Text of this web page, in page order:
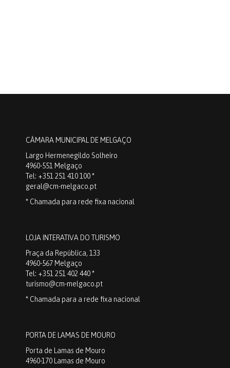
CÂMARA MUNICIPAL DE MELGAÇO
Largo Hermenegildo Solheiro
4960-551 Melgaço
Tel: +351 251 410 100 *
geral@cm-melgaco.pt
* Chamada para rede fixa nacional
LOJA INTERATIVA DO TURISMO
Praça da República, 133
4960-567 Melgaço
Tel: +351 251 402 440 *
turismo@cm-melgaco.pt
* Chamada para a rede fixa nacional
PORTA DE LAMAS DE MOURO
Porta de Lamas de Mouro
4960-170 Lamas de Mouro